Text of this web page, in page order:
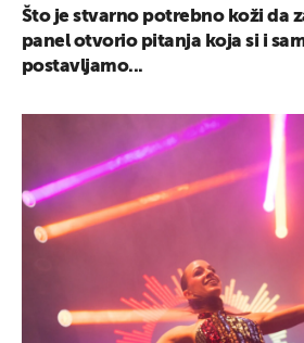
Što je stvarno potrebno koži da
panel otvorio pitanja koja si i
postavljamo...